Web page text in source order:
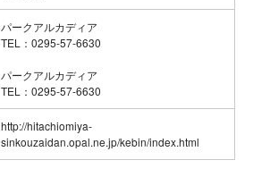
パークアルカディア
TEL：0295-57-6630
パークアルカディア
TEL：0295-57-6630
http://hitachiomiya-
sinkouzaidan.opal.ne.jp/kebin/index.html